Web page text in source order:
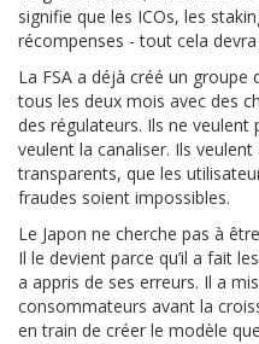
signifie que les ICOs, les
récompenses - tout cela
La FSA a déjà créé un groupe
tous les deux mois avec des
des régulateurs. Ils ne veulent
veulent la canaliser. Ils
transparents, que les
fraudes soient impossibles.
Le Japon ne cherche pas à
Il le devient parce qu’il a fait
a appris de ses erreurs. Il a
consommateurs avant la
en train de créer le modèle